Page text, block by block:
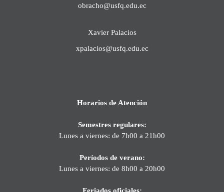
obracho@usfq.edu.ec
Xavier Palacios
xpalacios@usfq.edu.ec
Horarios de Atención
Semestres regulares:
Lunes a viernes: de 7h00 a 21h00
Períodos de verano:
Lunes a viernes: de 8h00 a 20h00
Feriados oficiales: